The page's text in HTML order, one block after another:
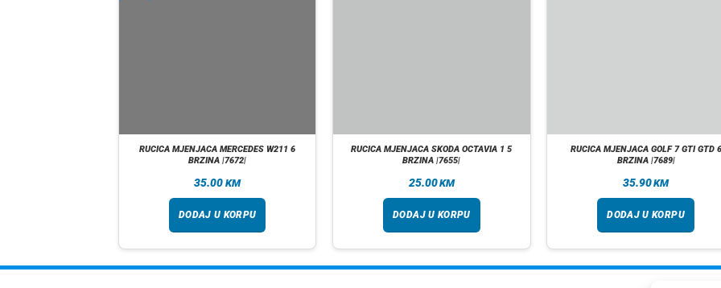
RUCICA MJENJACA MERCEDES W211 6
BRZINA |7672|
35.00 KM
DODAJ U KORPU
RUCICA MJENJACA SKODA OCTAVIA 1 5
BRZINA |7655|
25.00KM
DODAJ U KORPU
RUCICA MJENJACA GOLF 7 GTI GTD 6
BRZINA |7689|
35.90KM
DODAJ U KORPU